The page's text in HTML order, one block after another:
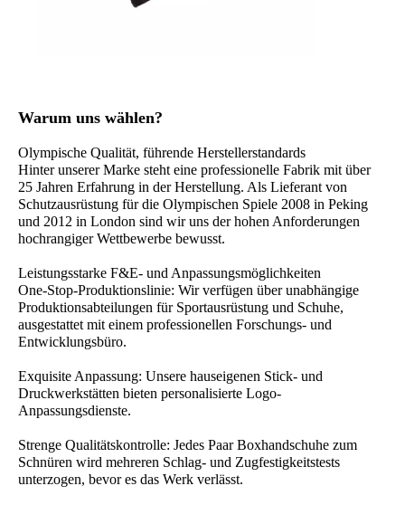
Warum uns wählen?
Olympische Qualität, führende Herstellerstandards
Hinter unserer Marke steht eine professionelle Fabrik mit über
25 Jahren Erfahrung in der Herstellung. Als Lieferant von
Schutzausrüstung für die Olympischen Spiele 2008 in Peking
und 2012 in London sind wir uns der hohen Anforderungen
hochrangiger Wettbewerbe bewusst.
Leistungsstarke F&E- und Anpassungsmöglichkeiten
One-Stop-Produktionslinie: Wir verfügen über unabhängige
Produktionsabteilungen für Sportausrüstung und Schuhe,
ausgestattet mit einem professionellen Forschungs- und
Entwicklungsbüro.
Exquisite Anpassung: Unsere hauseigenen Stick- und
Druckwerkstätten bieten personalisierte Logo-
Anpassungsdienste.
Strenge Qualitätskontrolle: Jedes Paar Boxhandschuhe zum
Schnüren wird mehreren Schlag- und Zugfestigkeitstests
unterzogen, bevor es das Werk verlässt.